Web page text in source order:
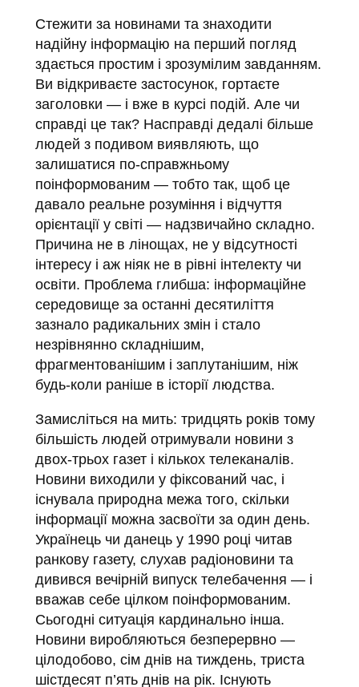
Стежити за новинами та знаходити
надійну інформацію на перший погляд
здається простим і зрозумілим завданням.
Ви відкриваєте застосунок, гортаєте
заголовки — і вже в курсі подій. Але чи
справді це так? Насправді дедалі більше
людей з подивом виявляють, що
залишатися по-справжньому
поінформованим — тобто так, щоб це
давало реальне розуміння і відчуття
орієнтації у світі — надзвичайно складно.
Причина не в лінощах, не у відсутності
інтересу і аж ніяк не в рівні інтелекту чи
освіти. Проблема глибша: інформаційне
середовище за останні десятиліття
зазнало радикальних змін і стало
незрівнянно складнішим,
фрагментованішим і заплутанішим, ніж
будь-коли раніше в історії людства.
Замисліться на мить: тридцять років тому
більшість людей отримували новини з
двох-трьох газет і кількох телеканалів.
Новини виходили у фіксований час, і
існувала природна межа того, скільки
інформації можна засвоїти за один день.
Українець чи данець у 1990 році читав
ранкову газету, слухав радіоновини та
дивився вечірній випуск телебачення — і
вважав себе цілком поінформованим.
Сьогодні ситуація кардинально інша.
Новини виробляються безперервно —
цілодобово, сім днів на тиждень, триста
шістдесят п’ять днів на рік. Існують